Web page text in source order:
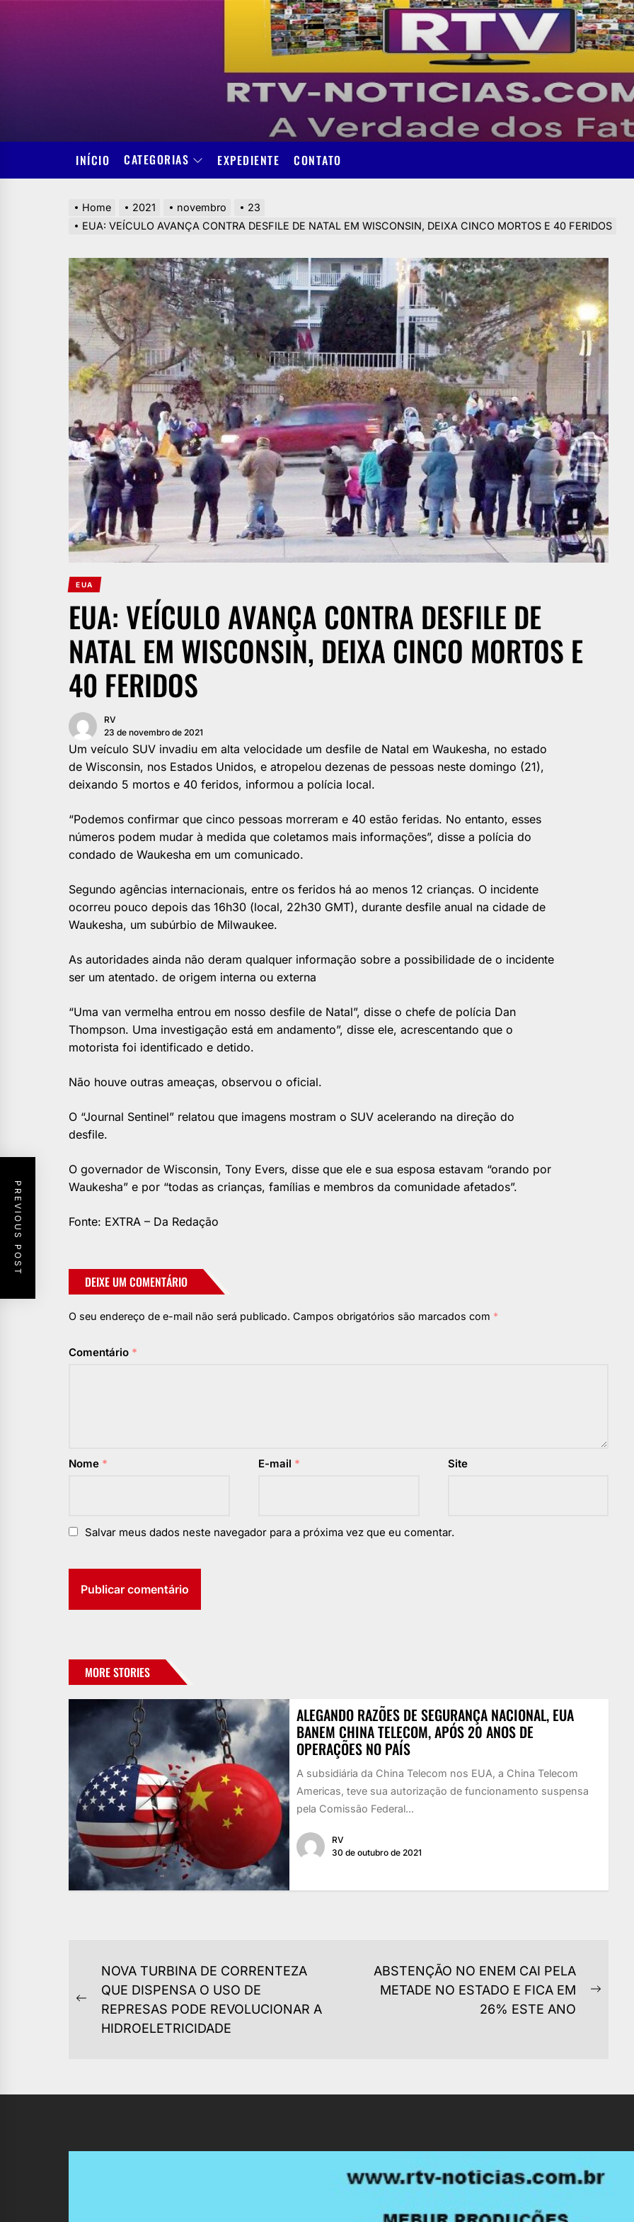
INÍCIO CATEGORIAS EXPEDIENTE CONTATO
Home 2021 novembro
23
EUA: VEÍCULO AVANÇA CONTRA DESFILE DE NATAL EM WISCONSIN, DEIXA CINCO MORTOS E 40 FERIDOS
EUA
EUA: VEÍCULO AVANÇA CONTRA DESFILE DE
NATAL EM WISCONSIN, DEIXA CINCO MORTOS E
40 FERIDOS
RV
23 de novembro de 2021
Um veículo SUV invadiu em alta velocidade um desfile de Natal em Waukesha, no estado
de Wisconsin, nos Estados Unidos, e atropelou dezenas de pessoas neste domingo (21),
deixando 5 mortos e 40 feridos, informou a polícia local.
“Podemos confirmar que cinco pessoas morreram e 40 estão feridas. No entanto, esses
números podem mudar à medida que coletamos mais informações”, disse a polícia do
condado de Waukesha em um comunicado.
Segundo agências internacionais, entre os feridos há ao menos 12 crianças. O incidente
ocorreu pouco depois das 16h30 (local, 22h30 GMT), durante desfile anual na cidade de
Waukesha, um subúrbio de Milwaukee.
As autoridades ainda não deram qualquer informação sobre a possibilidade de o incidente
ser um atentado. de origem interna ou externa
“Uma van vermelha entrou em nosso desfile de Natal”, disse o chefe de polícia Dan
Thompson. Uma investigação está em andamento”, disse ele, acrescentando que o
motorista foi identificado e detido.
Não houve outras ameaças, observou o oficial.
O “Journal Sentinel” relatou que imagens mostram o SUV acelerando na direção do
desfile.
O governador de Wisconsin, Tony Evers, disse que ele e sua esposa estavam “orando por
Waukesha” e por “todas as crianças, famílias e membros da comunidade afetados”.
Fonte: EXTRA – Da Redação
DEIXE UM COMENTÁRIO
O seu endereço de e-mail não será publicado. Campos obrigatórios são marcados com *
Comentário *
Nome * E-mail * Site
Salvar meus dados neste navegador para a próxima vez que eu comentar.
PREVIOUS POST
MORE STORIES
ALEGANDO RAZÕES DE SEGURANÇA NACIONAL, EUA
BANEM CHINA TELECOM, APÓS 20 ANOS DE
OPERAÇÕES NO PAÍS
A subsidiária da China Telecom nos EUA, a China Telecom
Americas, teve sua autorização de funcionamento suspensa
pela Comissão Federal...
RV
30 de outubro de 2021
NAVEGAÇÃO
DE
POST
Previous
post:
NOVA TURBINA DE CORRENTEZA
QUE DISPENSA O USO DE
REPRESAS PODE REVOLUCIONAR A
HIDROELETRICIDADE
ABSTENÇÃO NO ENEM CAI PELA
METADE NO ESTADO E FICA EM
26% ESTE ANO